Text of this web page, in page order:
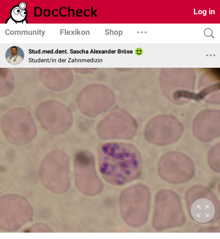
Log in
Community Flexikon Shop
Stud.med.dent. Sascha Alexander Bröse
Student/in der Zahnmedizin